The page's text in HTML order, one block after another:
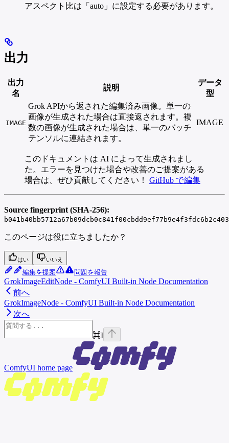
アスペクト比は「auto」に設定する必要があります。
出力
出力
名
説明
データ
型
IMAGE
Grok APIから返された編集済み画像。単一の
画像が生成された場合は直接返されます。複
数の画像が生成された場合は、単一のバッチ
テンソルに連結されます。
IMAGE
このドキュメントは AI によって生成されまし
た。エラーを見つけた場合や改善のご提案がある
場合は、ぜひ貢献してください！ GitHub で編集
Source fingerprint (SHA-256):
このページは役に立ちましたか？
はい いいえ
編集を提案 問題を報告
GrokImageEditNode - ComfyUI Built-in Node Documentation
前へ
GrokImageNode - ComfyUI Built-in Node Documentation
次へ
⌘I
ComfyUI home page